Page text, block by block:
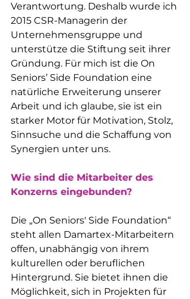
Verantwortung. Deshalb wurde ich
2015 CSR-Managerin der
Unternehmensgruppe und
unterstütze die Stiftung seit ihrer
Gründung. Für mich ist die On
Seniors’ Side Foundation eine
natürliche Erweiterung unserer
Arbeit und ich glaube, sie ist ein
starker Motor für Motivation, Stolz,
Sinnsuche und die Schaffung von
Synergien unter uns.
Wie sind die Mitarbeiter des
Konzerns eingebunden?
Die „On Seniors' Side Foundation“
steht allen Damartex-Mitarbeitern
offen, unabhängig von ihrem
kulturellen oder beruflichen
Hintergrund. Sie bietet ihnen die
Möglichkeit, sich in Projekten für